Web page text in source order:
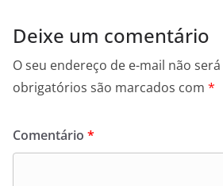
Deixe um comentário
O seu endereço de e-mail não
obrigatórios são marcados com *
Comentário *